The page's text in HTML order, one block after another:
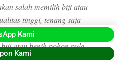
salah memilih biji atau
tinggi, tenang saja
Sejahtera telah
atau benih pohon pule.
Kami
Kami